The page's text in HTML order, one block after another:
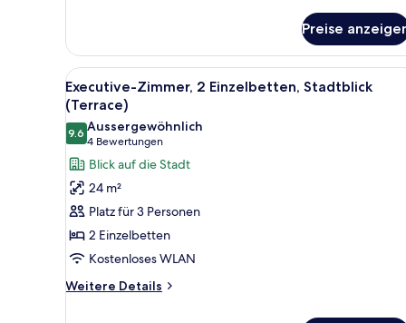
Zimmer,
2 Einzelbetten,
Stadtblick
(Balcony)
Preise
Alle
Fotos
für
Executive-
Zimmer,
2 Einzelbetten,
Stadtblick
(Terrace)
anzeigen
Ein Hotelzimmer mit großem
9
Executive-Zimmer, 2 Einzelbetten, Stadtblick
(Terrace)
9.69.6 von 10
Aussergewöhnlich
4 Bewertungen
(4
Bewertungen)
Blick auf die Stadt
24 m²
Platz für 3 Personen
2 Einzelbetten
Kostenloses WLAN
Weitere Details
Weitere